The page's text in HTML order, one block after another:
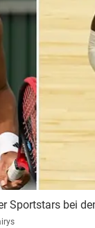
Sportstars bei